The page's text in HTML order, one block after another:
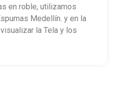
en roble, utilizamos
Medellín. y en la
la Tela y los